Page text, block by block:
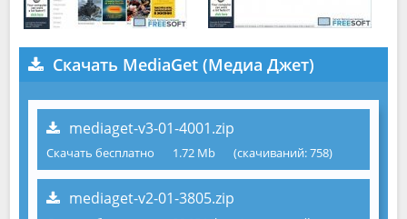
Скачать MediaGet (Медиа Джет)
mediaget-v3-01-4001.zip
Скачать бесплатно 1.72 Mb (cкачиваний: 758)
mediaget-v2-01-3805.zip